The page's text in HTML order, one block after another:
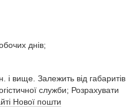
днів;
і вище. Залежить від габаритів
служби; Розрахувати
Нової пошти